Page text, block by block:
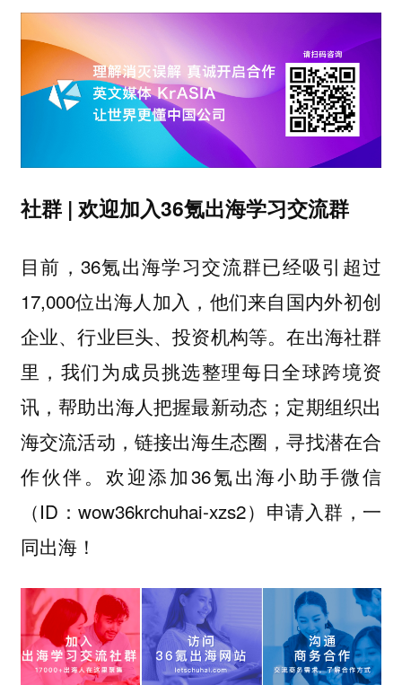
社群 | 欢迎加入36氪出海学习交流群
目前，36氪出海学习交流群已经吸引超过
17,000位出海人加入，他们来自国内外初创
企业、行业巨头、投资机构等。在出海社群
里，我们为成员挑选整理每日全球跨境资
讯，帮助出海人把握最新动态；定期组织出
海交流活动，链接出海生态圈，寻找潜在合
作伙伴。欢迎添加36氪出海小助手微信
（ID：wow36krchuhai-xzs2）申请入群，一
同出海！